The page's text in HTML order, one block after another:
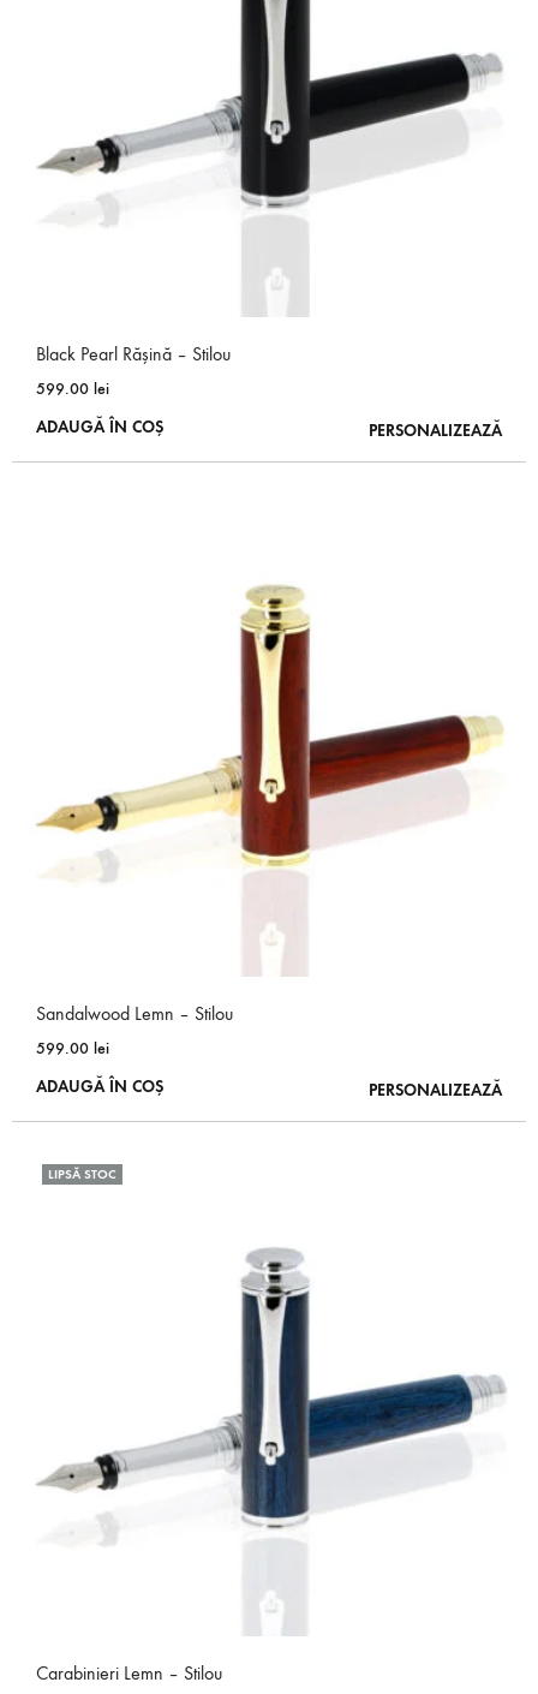
Black Pearl Rășină – Stilou
599.00 lei
ADAUGĂ ÎN COȘ
PERSONALIZEAZĂ
Sandalwood Lemn – Stilou
599.00 lei
ADAUGĂ ÎN COȘ
PERSONALIZEAZĂ
LIPSĂ STOC
Carabinieri Lemn – Stilou